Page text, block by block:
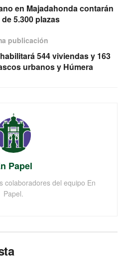
en Majadahonda contarán
5.300 plazas
publicación
544 viviendas y 163
urbanos y Húmera
Papel
colaboradores del equipo En
Papel.